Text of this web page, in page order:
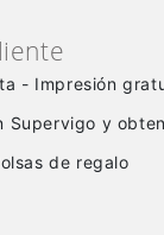
- Impresión
Supervigo y
de regalo